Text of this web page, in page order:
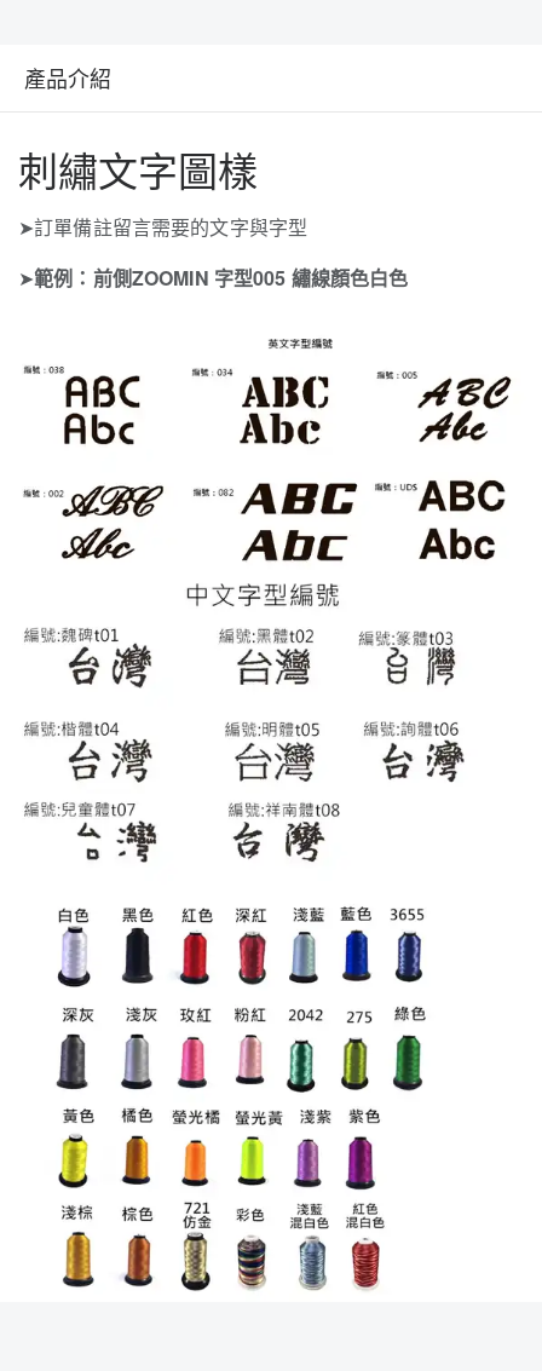
產品介紹
刺繡文字圖樣
➤訂單備註留言需要的文字與字型
➤範例：前側ZOOMIN 字型005 繡線顏色白色